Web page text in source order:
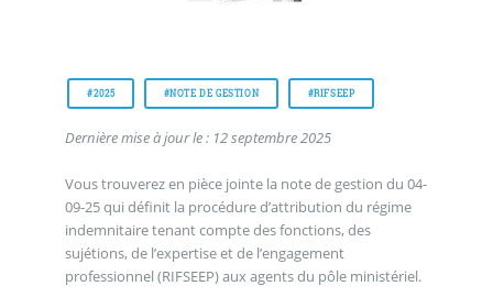
#2025 #NOTE DE GESTION #RIFSEEP
Dernière mise à jour le : 12 septembre 2025
Vous trouverez en pièce jointe la note de gestion du 04-
09-25 qui définit la procédure d’attribution du régime
indemnitaire tenant compte des fonctions, des
sujétions, de l’expertise et de l’engagement
professionnel (RIFSEEP) aux agents du pôle ministériel.